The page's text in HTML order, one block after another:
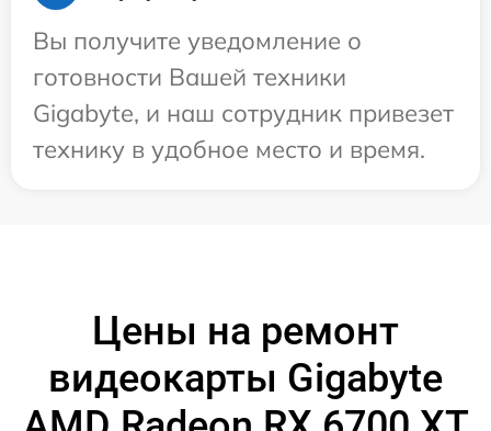
Вы получите уведомление о
готовности Вашей техники
Gigabyte, и наш сотрудник привезет
технику в удобное место и время.
Цены на ремонт
видеокарты Gigabyte